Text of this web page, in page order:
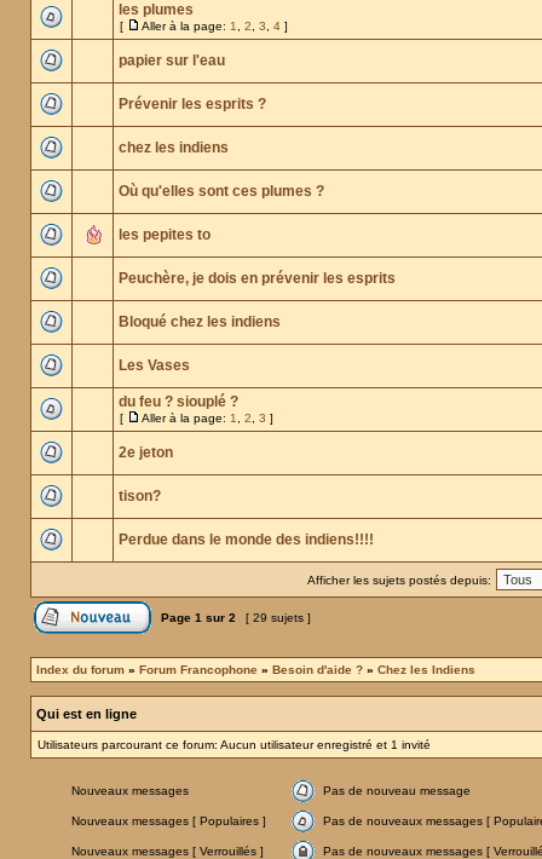
les plumes
[ Aller à la page: 1 2 3 4 ]
papier sur l'eau
Prévenir les esprits ?
chez les indiens
Où qu'elles sont ces plumes ?
les pepites to
Peuchère, je dois en prévenir les esprits
Bloqué chez les indiens
Les Vases
du feu ? siouplé ?
[ Aller à la page: 1 2 3 ]
2e jeton
tison?
Perdue dans le monde des indiens!!!!
Afficher les sujets postés depuis:
Page 1 sur 2 [ 29 sujets ]
Index du forum » Forum Francophone » Besoin d'aide ? » Chez les Indiens
Qui est en ligne
Utilisateurs parcourant ce forum: Aucun utilisateur enregistré et 1 invité
Nouveaux messages Pas de nouveau message
Nouveaux messages [ Populaires ] Pas de nouveaux messages [
Nouveaux messages [ Verrouillés ] Pas de nouveaux messages [